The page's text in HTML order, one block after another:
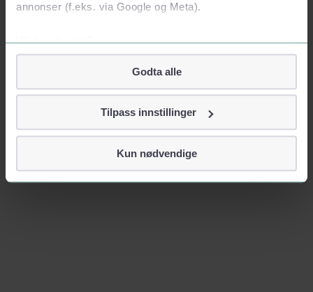
annonser (f.eks. via Google og Meta).
Vil du vite mer?
Om informasjonskapsler
Googles retningslinjer for personvern
Vi tar ditt personvern på alvor
identifiserer deg, som navn eller telefonnummer.
Godta alle
Tilpass innstillinger
Kun nødvendige